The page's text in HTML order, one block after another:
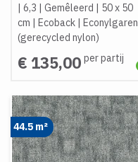
| 6,3 | Gemêleerd | 50 x 50
cm | Ecoback | Econylgaren
(gerecycled nylon)
€ 135,00 per partij
44.5 m²